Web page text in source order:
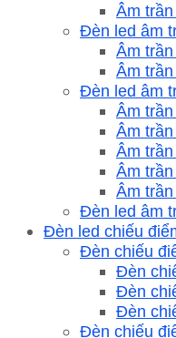
Âm
Đèn led âm
Âm
Âm
Đèn led âm
Âm
Âm
Âm
Âm
Âm
Đèn led âm
Đèn led chiếu
Đèn chiếu
Đèn
Đèn
Đèn
Đèn chiếu